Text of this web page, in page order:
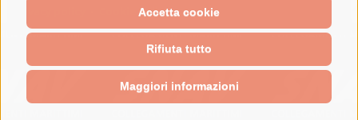
Accetta cookie
Rifiuta tutto
Maggiori informazioni
Cookie Policy